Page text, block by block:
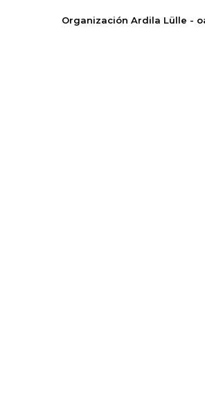
Organización Ardila Lülle -